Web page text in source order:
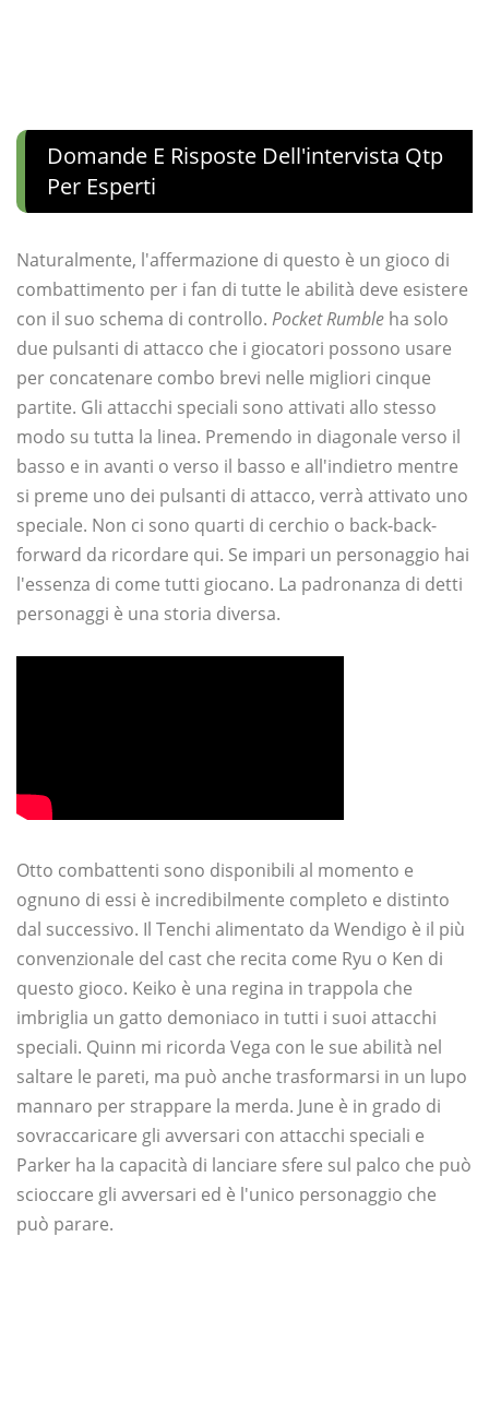
Domande E Risposte Dell'intervista Qtp
Per Esperti
Naturalmente, l'affermazione di questo è un gioco di
combattimento per i fan di tutte le abilità deve esistere
con il suo schema di controllo. Pocket Rumble ha solo
due pulsanti di attacco che i giocatori possono usare
per concatenare combo brevi nelle migliori cinque
partite. Gli attacchi speciali sono attivati ​​allo stesso
modo su tutta la linea. Premendo in diagonale verso il
basso e in avanti o verso il basso e all'indietro mentre
si preme uno dei pulsanti di attacco, verrà attivato uno
speciale. Non ci sono quarti di cerchio o back-back-
forward da ricordare qui. Se impari un personaggio hai
l'essenza di come tutti giocano. La padronanza di detti
personaggi è una storia diversa.
Otto combattenti sono disponibili al momento e
ognuno di essi è incredibilmente completo e distinto
dal successivo. Il Tenchi alimentato da Wendigo è il più
convenzionale del cast che recita come Ryu o Ken di
questo gioco. Keiko è una regina in trappola che
imbriglia un gatto demoniaco in tutti i suoi attacchi
speciali. Quinn mi ricorda Vega con le sue abilità nel
saltare le pareti, ma può anche trasformarsi in un lupo
mannaro per strappare la merda. June è in grado di
sovraccaricare gli avversari con attacchi speciali e
Parker ha la capacità di lanciare sfere sul palco che può
scioccare gli avversari ed è l'unico personaggio che
può parare.